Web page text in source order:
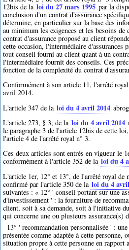
12bis de la loi du 27 mars 1995 par la
conclusion d'un contrat d'assurance
détermine, en particulier sur la base des
au minimum les exigences et les besoins de
contrat d'assurance proposé au client
cette occasion, l'intermédiaire d'assurances
tout conseil fourni au client quant à un
l'intermédiaire fournit des conseils. Ces
fonction de la complexité du contrat
Conformément à son article 11, l'arrêté
avril 2014.
L'article 347 de la loi du 4 avril 2014
L'article 273, § 3, de la loi du 4 avril 2014
le paragraphe 3 de l'article 12bis de cette
l'article 4 de l'arrêté royal n° 3.
Ces deux articles sont entrés en vigueur le
conformément à l'article 352 de la loi du 4
L'article 1er, 12° et 13°, de l'arrêté royal de
confirmé par l'article 350 de la loi du 4
suivantes : « 12° ' conseil portant sur une
d'investissement ' : la fourniture de
client, soit à sa demande, soit à l'initiative
qui concerne une ou plusieurs assurance(s)
13° ' recommandation personnalisée ' :
présentée comme adaptée à cette personne,
situation propre à cette personne en rapport